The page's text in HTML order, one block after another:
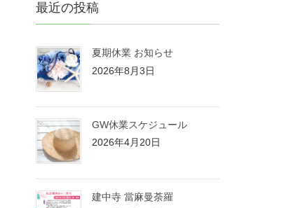
最近の投稿
夏期休業 お知らせ
2026年8月3日
GW休業スケジュール
2026年4月20日
建中寺 當麻曼荼羅